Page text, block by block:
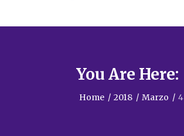
You Are Here:
Home / 2018 / Marzo / 4